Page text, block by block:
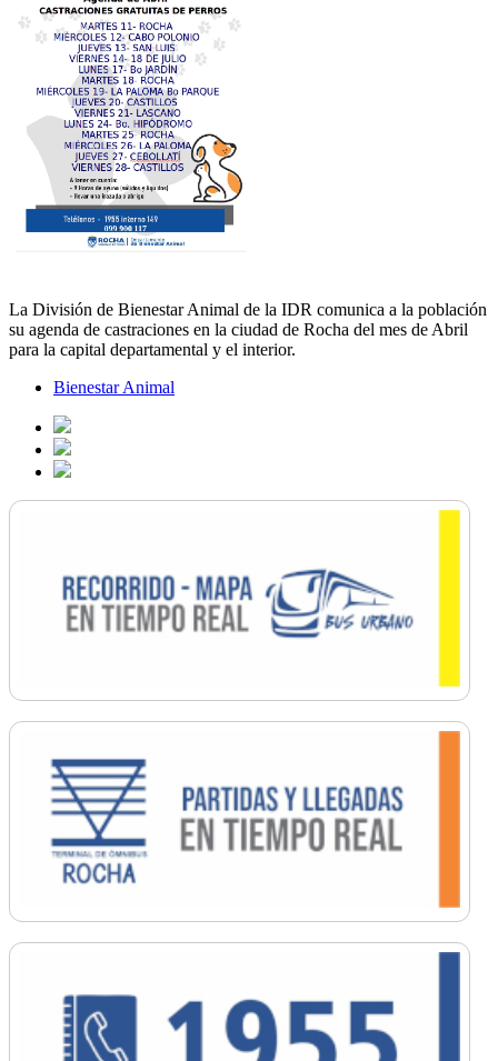
La División de Bienestar Animal de la IDR comunica a la población
su agenda de castraciones en la ciudad de Rocha del mes de Abril
para la capital departamental y el interior.
Bienestar Animal